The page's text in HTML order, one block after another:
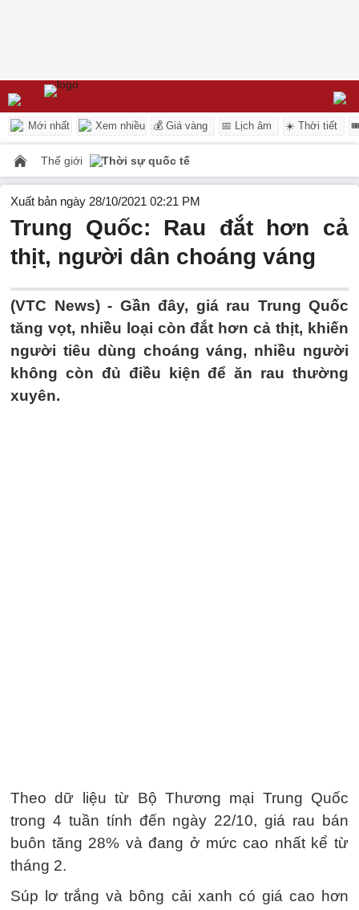
Mới nhất Xem nhiều 💰 Giá vàng 📅 Lịch âm ☀️ Thời tiết
Thế giới Thời sự quốc tế
Xuất bản ngày 28/10/2021 02:21 PM
Trung Quốc: Rau đắt hơn cả
thịt, người dân choáng váng
(VTC News) - Gần đây, giá rau Trung Quốc
tăng vọt, nhiều loại còn đắt hơn cả thịt, khiến
người tiêu dùng choáng váng, nhiều người
không còn đủ điều kiện để ăn rau thường
xuyên.
Theo dữ liệu từ Bộ Thương mại Trung Quốc
trong 4 tuần tính đến ngày 22/10, giá rau bán
buôn tăng 28% và đang ở mức cao nhất kể từ
tháng 2.
Súp lơ trắng và bông cải xanh có giá cao hơn